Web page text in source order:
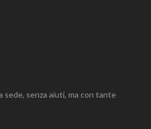
sede, senza aiuti, ma con tante